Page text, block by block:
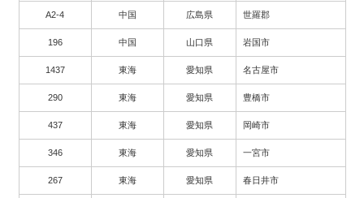
A2-4 中国 広島県 世羅郡
196 中国 山口県 岩国市
1437 東海 愛知県 名古屋市
290 東海 愛知県 豊橋市
437 東海 愛知県 岡崎市
346 東海 愛知県 一宮市
267 東海 愛知県 春日井市